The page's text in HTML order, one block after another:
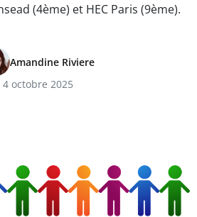
(4ème) et HEC Paris (9ème).
Amandine Riviere
4 octobre 2025